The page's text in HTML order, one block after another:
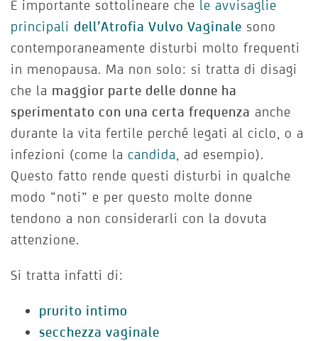
È importante sottolineare che le avvisaglie
principali dell’Atrofia Vulvo Vaginale sono
contemporaneamente disturbi molto frequenti
in menopausa. Ma non solo: si tratta di disagi
che la maggior parte delle donne ha
sperimentato con una certa frequenza anche
durante la vita fertile perché legati al ciclo, o a
infezioni (come la candida, ad esempio).
Questo fatto rende questi disturbi in qualche
modo “noti” e per questo molte donne
tendono a non considerarli con la dovuta
attenzione.
Si tratta infatti di:
prurito intimo
secchezza vaginale